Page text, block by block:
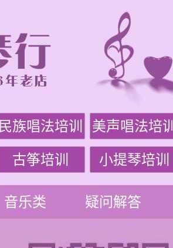
民族唱法培训 美声唱法培训
古筝培训 小提琴培训
音乐类 疑问解答